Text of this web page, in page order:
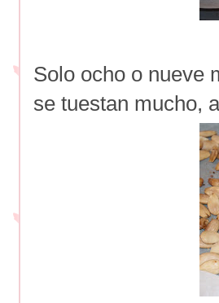
Solo ocho o nueve
se tuestan mucho,